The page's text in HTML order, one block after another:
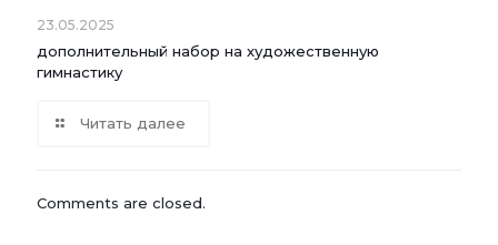
23.05.2025
дополнительный набор на художественную
гимнастику
Читать далее
Comments are closed.